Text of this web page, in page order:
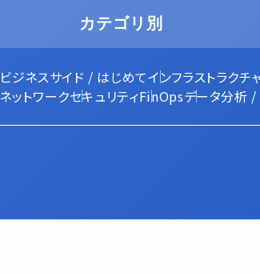
カテゴリ別
ビジネスサイド / はじめてインフラストラクチ
ネットワークセキュリティFinOpsデータ分析